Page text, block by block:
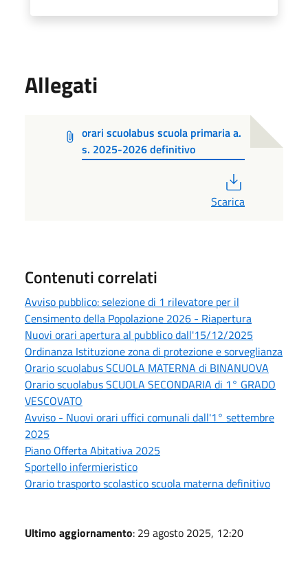
Allegati
orari scuolabus scuola primaria a.
s. 2025-2026 definitivo
Scarica
Contenuti correlati
Avviso pubblico: selezione di 1 rilevatore per il
Censimento della Popolazione 2026 - Riapertura
Nuovi orari apertura al pubblico dall'15/12/2025
Ordinanza Istituzione zona di protezione e sorveglianza
Orario scuolabus SCUOLA MATERNA di BINANUOVA
Orario scuolabus SCUOLA SECONDARIA di 1° GRADO
VESCOVATO
Avviso - Nuovi orari uffici comunali dall'1° settembre
2025
Piano Offerta Abitativa 2025
Sportello infermieristico
Orario trasporto scolastico scuola materna definitivo
Ultimo aggiornamento: 29 agosto 2025, 12:20